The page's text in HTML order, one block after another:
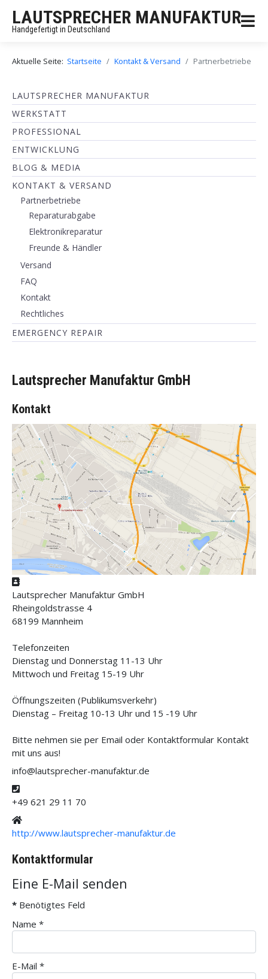
LAUTSPRECHER MANUFAKTUR
Handgefertigt in Deutschland
Aktuelle Seite: Startseite Kontakt & Versand Partnerbetriebe
LAUTSPRECHER MANUFAKTUR
WERKSTATT
PROFESSIONAL
ENTWICKLUNG
BLOG & MEDIA
KONTAKT & VERSAND
Partnerbetriebe
Reparaturabgabe
Elektronikreparatur
Freunde & Händler
Versand
FAQ
Kontakt
Rechtliches
EMERGENCY REPAIR
Lautsprecher Manufaktur GmbH
Kontakt
Adresse
Lautsprecher Manufaktur GmbH
Rheingoldstrasse 4
68199 Mannheim
Telefonzeiten
Dienstag und Donnerstag 11-13 Uhr
Mittwoch und Freitag 15-19 Uhr
Öffnungszeiten (Publikumsverkehr)
Dienstag – Freitag 10-13 Uhr und 15 -19 Uhr
Bitte nehmen sie per Email oder Kontaktformular Kontakt
mit uns aus!
info@lautsprecher-manufaktur.de
Telefon
+49 621 29 11 70
Website
http://www.lautsprecher-manufaktur.de
Kontaktformular
Eine E-Mail senden
* Benötigtes Feld
Name *
E-Mail *